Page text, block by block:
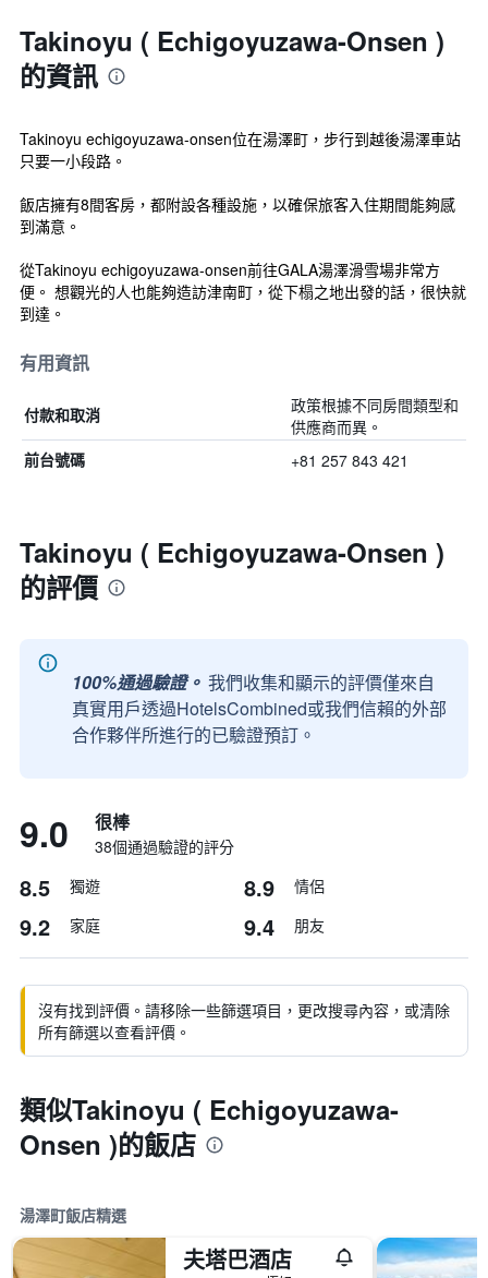
Takinoyu ( Echigoyuzawa-Onsen )
的資訊
Takinoyu echigoyuzawa-onsen位在湯澤町，步行到越後湯澤車站
只要一小段路。
飯店擁有8間客房，都附設各種設施，以確保旅客入住期間能夠感
到滿意。
從Takinoyu echigoyuzawa-onsen前往GALA湯澤滑雪場非常方
便。 想觀光的人也能夠造訪津南町，從下榻之地出發的話，很快就
到達。
有用資訊
付款和取消
政策根據不同房間類型和
供應商而異。
前台號碼 +81 257 843 421
Takinoyu ( Echigoyuzawa-Onsen )
的評價
100%通過驗證。 我們收集和顯示的評價僅來自
真實用戶透過HotelsCombined或我們信賴的外部
合作夥伴所進行的已驗證預訂。
9.0 很棒
38個通過驗證的評分
8.5 獨遊 8.9 情侶
9.2 家庭 9.4 朋友
沒有找到評價。請移除一些篩選項目，更改搜尋內容，或清除
所有篩選以查看評價。
類似Takinoyu ( Echigoyuzawa-
Onsen )的飯店
湯澤町飯店精選
夫塔巴酒店